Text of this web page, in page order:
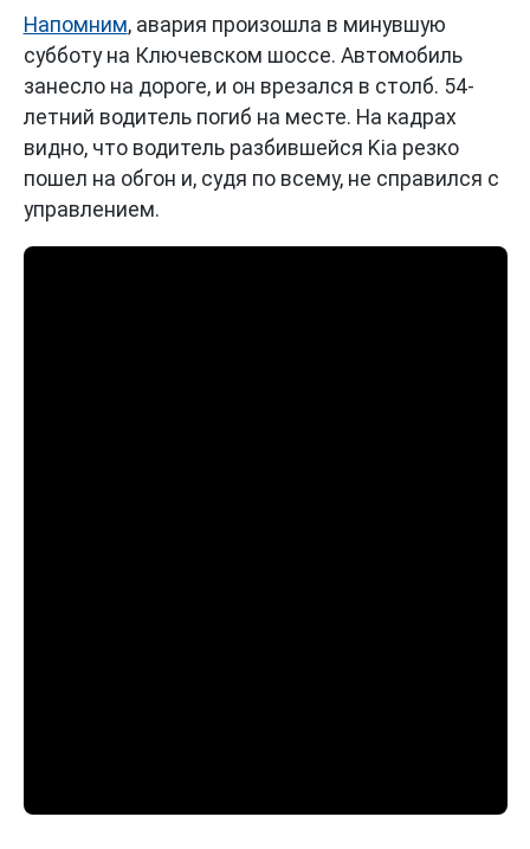
Напомним, авария произошла в минувшую
субботу на Ключевском шоссе. Автомобиль
занесло на дороге, и он врезался в столб. 54-
летний водитель погиб на месте. На кадрах
видно, что водитель разбившейся Kia резко
пошел на обгон и, судя по всему, не справился с
управлением.